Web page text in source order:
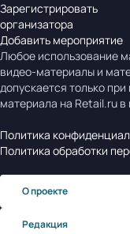
Зарегистрировать
организатора
Добавить мероприятие
Любое использование
видео-материалы и
допускается только
материала на Retail.ru
Политика
Политика обработки
О проекте
Редакция